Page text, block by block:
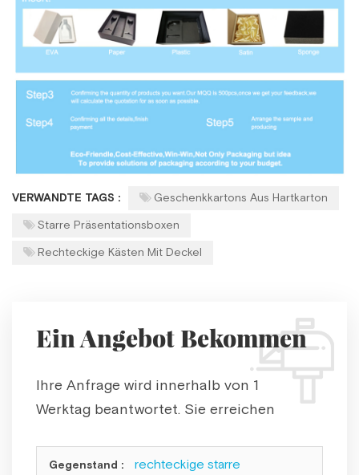
VERWANDTE TAGS :
Geschenkkartons Aus Hartkarton
Starre Präsentationsboxen
Rechteckige Kästen Mit Deckel
Ein Angebot Bekommen
Ihre Anfrage wird innerhalb von 1
Werktag beantwortet. Sie erreichen
Gegenstand : rechteckige starre